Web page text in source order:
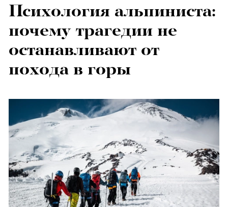
Психология альпиниста:
почему трагедии не
останавливают от
похода в горы